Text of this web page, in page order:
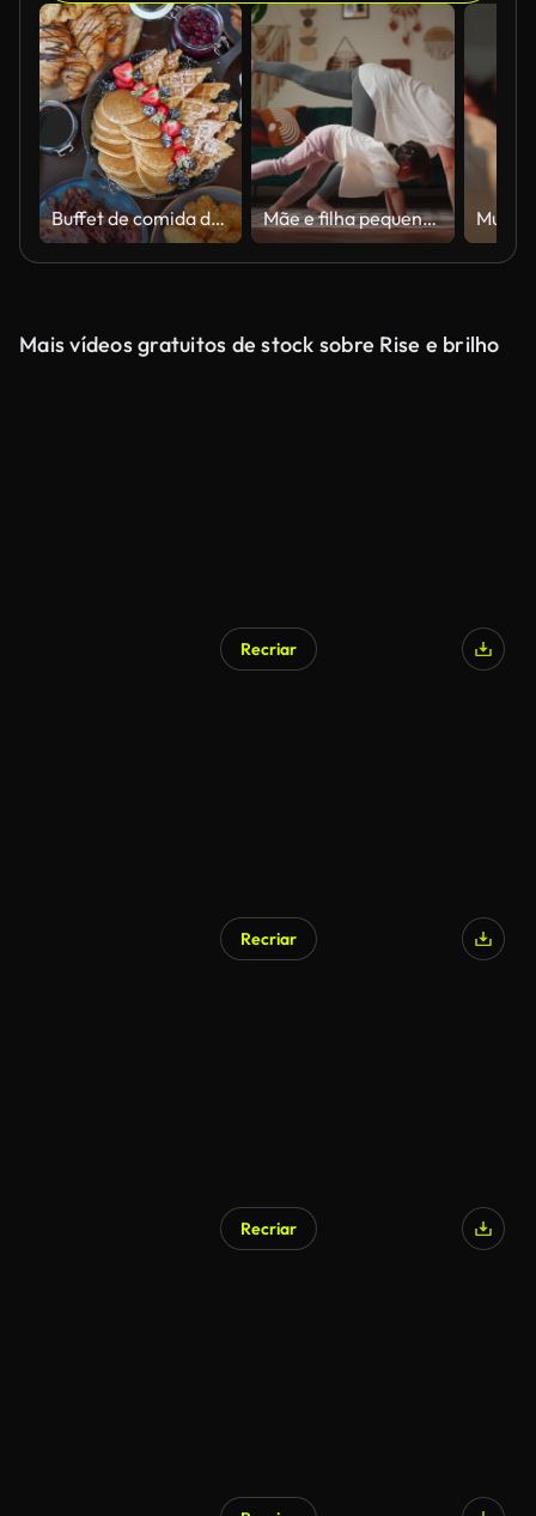
Buffet de comida de pequeno-almoço, incluindo ovos, café, sumos, bacon e batatas Mãe e filha pequena praticando yoga na sala de casa
Mais vídeos gratuitos de stock sobre Rise e brilho
Recriar
Recriar
Recriar